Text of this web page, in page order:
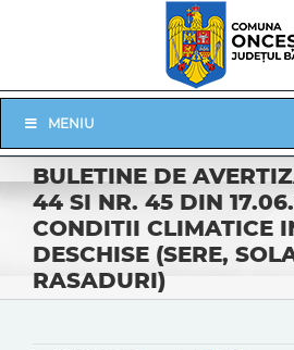
Navigation
MENIU
BULETINE DE
44 SI NR. 45 DIN
CONDITII CLIMATICE
DESCHISE (SERE,
RASADURI)